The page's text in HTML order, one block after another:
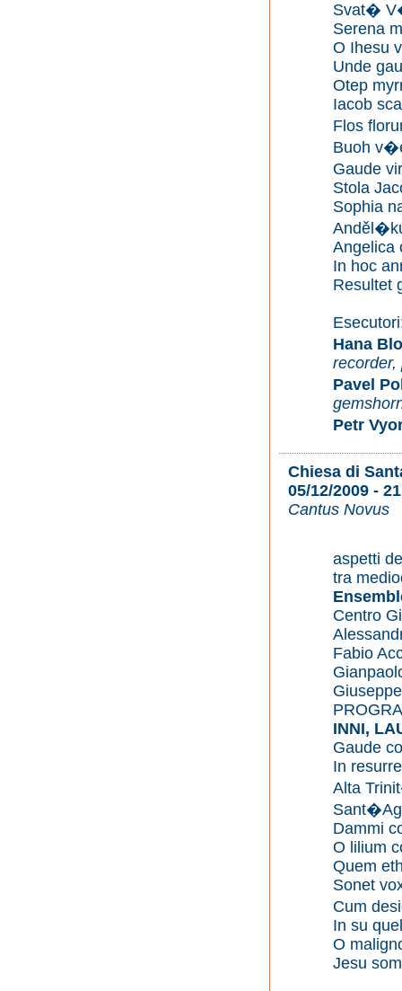
Svat�
Serena
O Ihesu
Unde
Otep
Iacob
Flos
Buoh
Gaude
Stola
Sophia
Angelica
In hoc
Resultet
Hana
recorder,
Pavel
Petr
Chiesa di
05/12/2009 -
Cantus Novus
aspetti
tra
Centro
Fabio
INNI,
Gaude
In
Alta
Dammi
O lilium
Quem
Sonet
Cum
In su
O
Jesu